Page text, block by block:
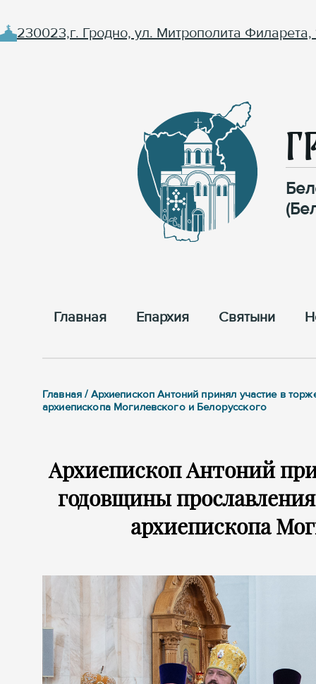
230023,г. Гродно, ул. Митрополита Филарета,
Главная Епархия Cвятыни
Главная / Архиепископ Антоний принял участие в
архиепископа Могилевского и Белорусского
Архиепископ Антоний
годовщины
архиепископа